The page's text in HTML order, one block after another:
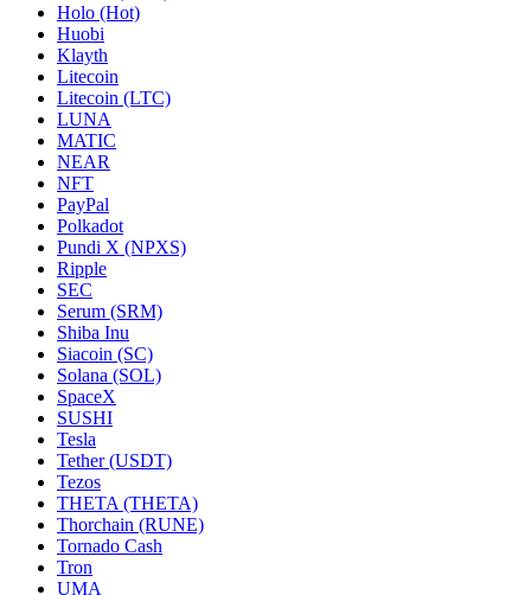
Holo (Hot)
Huobi
Klayth
Litecoin
Litecoin (LTC)
LUNA
MATIC
NEAR
NFT
PayPal
Polkadot
Pundi X (NPXS)
Ripple
SEC
Serum (SRM)
Shiba Inu
Siacoin (SC)
Solana (SOL)
SpaceX
SUSHI
Tesla
Tether (USDT)
Tezos
THETA (THETA)
Thorchain (RUNE)
Tornado Cash
Tron
UMA